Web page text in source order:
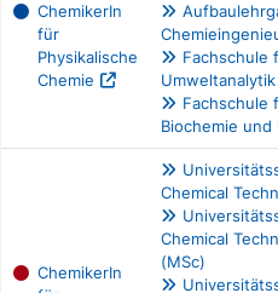
ChemikerIn
für
Physikalische
Chemie
Fachschule
Umweltanalytik
Fachschule
Biochemie
ChemikerIn
Chemical
Chemical
(MSc)